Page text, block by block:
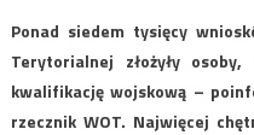
Ponad siedem tysięcy
Terytorialnej złożyły
kwalifikację wojskową –
rzecznik WOT. Najwięcej